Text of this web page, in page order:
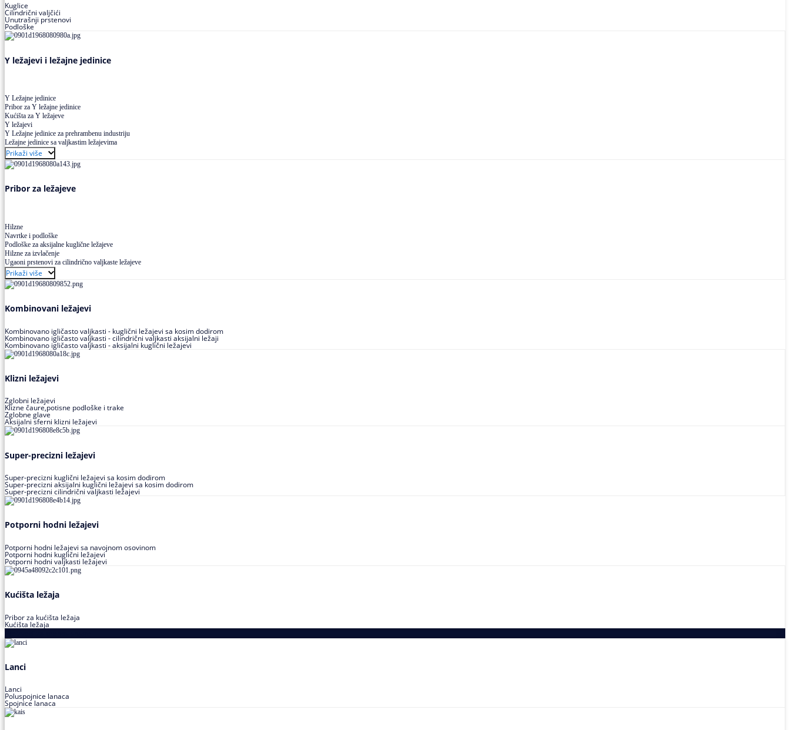
Kuglice
Cilindrični valjčići
Unutrašnji prstenovi
Podloške
Y ležajevi i ležajne jedinice
Y Ležajne jedinice
Pribor za Y ležajne jedinice
Kućišta za Y ležajeve
Y ležajevi
Y Ležajne jedinice za prehrambenu industriju
Ležajne jedinice sa valjkastim ležajevima
Prikaži više
Pribor za ležajeve
Hilzne
Navrtke i podloške
Podloške za aksijalne kuglične ležajeve
Hilzne za izvlačenje
Ugaoni prstenovi za cilindrično valjkaste ležajeve
Prikaži više
Kombinovani ležajevi
Kombinovano igličasto valjkasti - kuglični ležajevi sa kosim dodirom
Kombinovano igličasto valjkasti - cilindrični valjkasti aksijalni ležaji
Kombinovano igličasto valjkasti - aksijalni kuglični ležajevi
Klizni ležajevi
Zglobni ležajevi
Klizne čaure,potisne podloške i trake
Zglobne glave
Aksijalni sferni klizni ležajevi
Super-precizni ležajevi
Super-precizni kuglični ležajevi sa kosim dodirom
Super-precizni aksijalni kuglični ležajevi sa kosim dodirom
Super-precizni cilindrični valjkasti ležajevi
Potporni hodni ležajevi
Potporni hodni ležajevi sa navojnom osovinom
Potporni hodni kuglični ležajevi
Potporni hodni valjkasti ležajevi
Kućišta ležaja
Pribor za kućišta ležaja
Kućišta ležaja
Lanci
Lanci
Poluspojnice lanaca
Spojnice lanaca